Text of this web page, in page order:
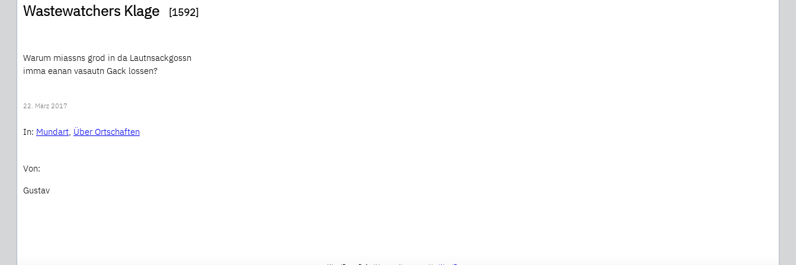
Wastewatchers Klage [1592]
Warum miassns grod in da Lautnsackgossn
imma eanan vasautn Gack lossen?
22. März 2017
In: Mundart, Über Ortschaften
Von:
Gustav